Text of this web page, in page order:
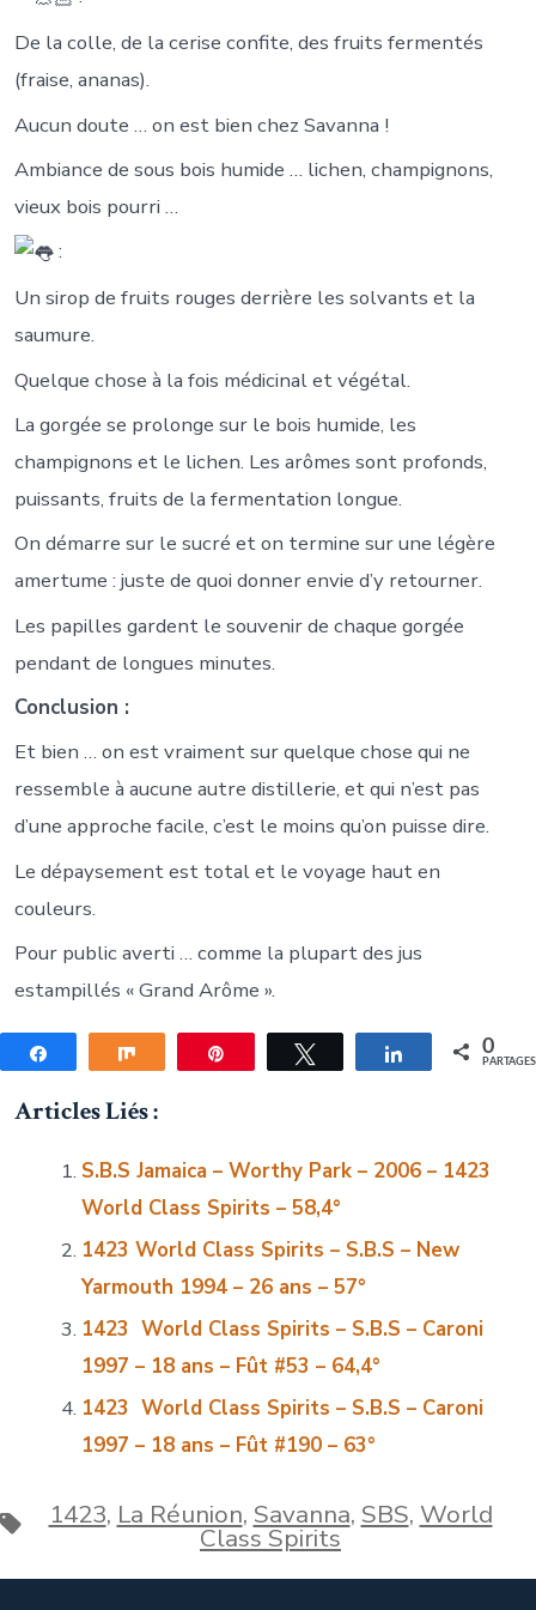
De la colle, de la cerise confite, des fruits fermentés
(fraise, ananas).
Aucun doute … on est bien chez Savanna !
Ambiance de sous bois humide … lichen, champignons,
vieux bois pourri …
:
Un sirop de fruits rouges derrière les solvants et la
saumure.
Quelque chose à la fois médicinal et végétal.
La gorgée se prolonge sur le bois humide, les
champignons et le lichen. Les arômes sont profonds,
puissants, fruits de la fermentation longue.
On démarre sur le sucré et on termine sur une légère
amertume : juste de quoi donner envie d’y retourner.
Les papilles gardent le souvenir de chaque gorgée
pendant de longues minutes.
Conclusion :
Et bien … on est vraiment sur quelque chose qui ne
ressemble à aucune autre distillerie, et qui n’est pas
d’une approche facile, c’est le moins qu’on puisse dire.
Le dépaysement est total et le voyage haut en
couleurs.
Pour public averti … comme la plupart des jus
estampillés « Grand Arôme ».
Partagez Partagez Tweetez Partagez 0
PARTAGES
Articles Liés :
S.B.S Jamaica – Worthy Park – 2006 – 1423
World Class Spirits – 58,4°
1423 World Class Spirits – S.B.S – New
Yarmouth 1994 – 26 ans – 57°
1423 World Class Spirits – S.B.S – Caroni
1997 – 18 ans – Fût #53 – 64,4°
1423 World Class Spirits – S.B.S – Caroni
1997 – 18 ans – Fût #190 – 63°
Étiquettes
1423, La Réunion, Savanna, SBS, World
Class Spirits